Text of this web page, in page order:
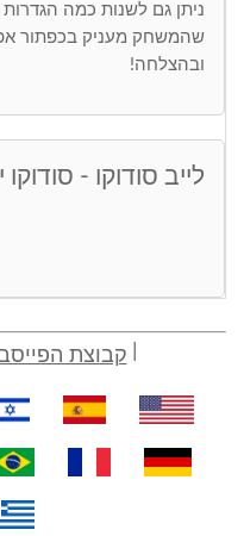
ניתן גם לשנות כמה
שהמשחק מעניק בכפתור
ובהצלחה!
לייב סודוקו - סודוקו
קבוצת